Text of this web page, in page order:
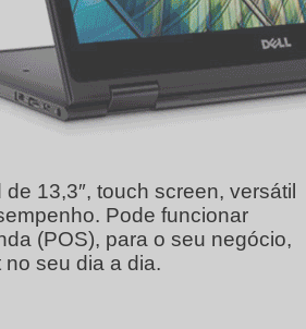
13,3″, touch screen, versátil
Pode funcionar
(POS), para o seu negócio,
seu dia a dia.